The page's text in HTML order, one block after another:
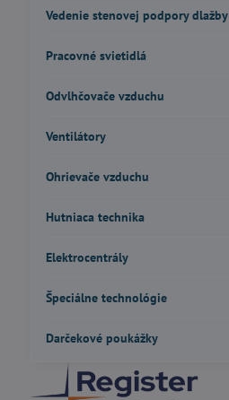
Vedenie stenovej podpory dlažby
Pracovné svietidlá
Odvlhčovače vzduchu
Ventilátory
Ohrievače vzduchu
Hutniaca technika
Elektrocentrály
Špeciálne technológie
Darčekové poukážky